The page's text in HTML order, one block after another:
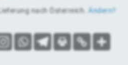
nach Österreich Ändern?